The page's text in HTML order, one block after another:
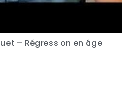
– Régression en âge